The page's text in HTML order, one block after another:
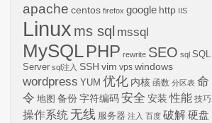
apache centos firefox google http IIS
Linux ms sql mssql
MySQLPHP rewrite SEO sql SQL
Server sql注入 SSH vim vps windows
wordpress YUM 优化 内核 函数 分区表 命
令 地图 备份 字符编码 安全 安装 性能 技巧
操作系统 无线 服务器 注入 百度 破解硬盘